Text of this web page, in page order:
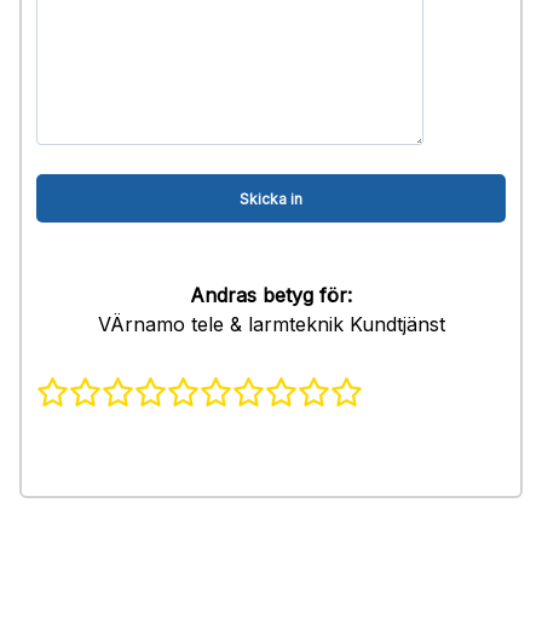
Andras betyg för:
VÄrnamo tele & larmteknik Kundtjänst